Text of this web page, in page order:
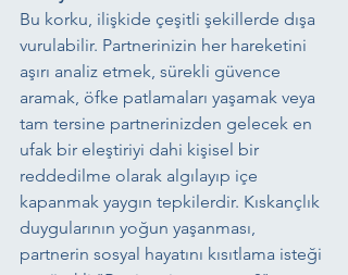
Bu korku, ilişkide çeşitli şekillerde dışa
vurulabilir. Partnerinizin her hareketini
aşırı analiz etmek, sürekli güvence
aramak, öfke patlamaları yaşamak veya
tam tersine partnerinizden gelecek en
ufak bir eleştiriyi dahi kişisel bir
reddedilme olarak algılayıp içe
kapanmak yaygın tepkilerdir. Kıskançlık
duygularının yoğun yaşanması,
partnerin sosyal hayatını kısıtlama isteği